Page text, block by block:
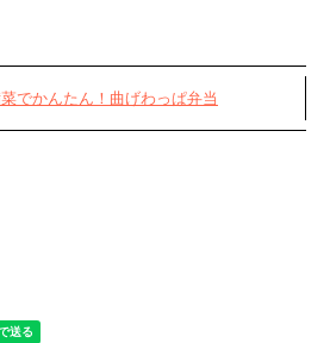
でかんたん！曲げわっぱ弁当